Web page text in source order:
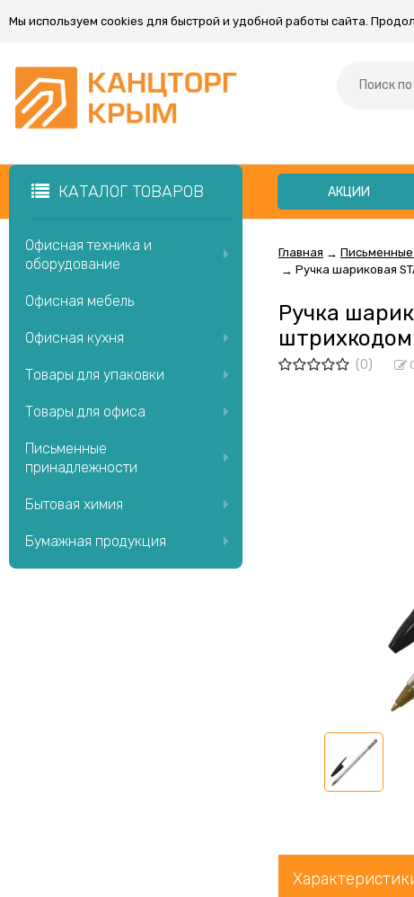
Мы используем cookies для быстрой и удобной работы сайта.
КАТАЛОГ ТОВАРОВ АКЦИИ
Главная →
→ Ручка шариковая
Ручка
штрихкодом
(0)
Офисная техника и
оборудование
Офисная мебель
Офисная кухня
Товары для упаковки
Товары для офиса
Письменные
принадлежности
Бытовая химия
Бумажная продукция